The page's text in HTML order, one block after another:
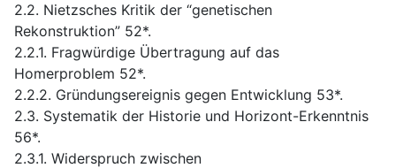
2.2. Nietzsches Kritik der “genetischen
Rekonstruktion” 52*.
2.2.1. Fragwürdige Übertragung auf das
Homerproblem 52*.
2.2.2. Gründungsereignis gegen Entwicklung 53*.
2.3. Systematik der Historie und Horizont-Erkenntnis
56*.
2.3.1. Widerspruch zwischen